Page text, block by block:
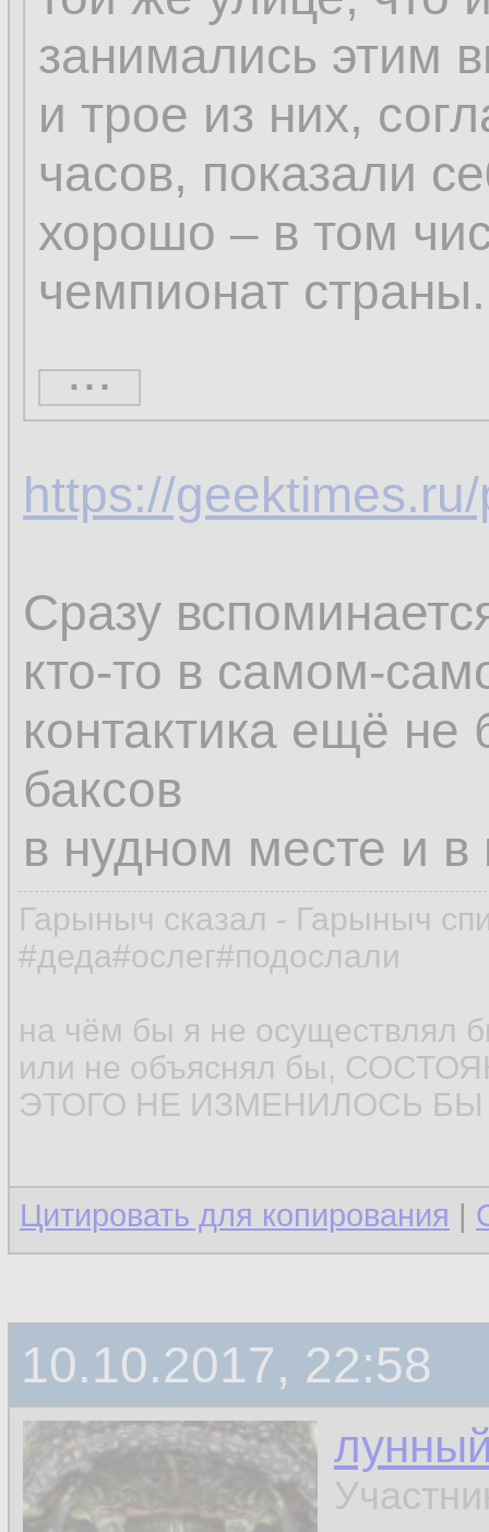
занимались этим
и трое из них,
часов, показали
хорошо – в том
чемпионат страны.
Оказаться в
там, где влияние
долговременное)
в нужное время
везение) может
человека.
...
https://
Сразу
кто-то в самом-
контактика ещё
баксов
в нудном месте и
Гарыныч сказал - Гарыныч
#деда#ослег#подослали
на чём бы я не осуществлял
или не объяснял бы,
ЭТОГО НЕ ИЗМЕНИЛОСЬ БЫ
Цитировать для копирования |
10.10.2017, 22:58